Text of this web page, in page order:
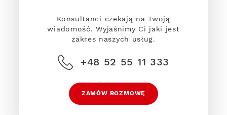
Konsultanci czekają na Twoją
wiadomość. Wyjaśnimy Ci jaki jest
zakres naszych usług.
+48 52 55 11 333
ZAMÓW ROZMOWĘ